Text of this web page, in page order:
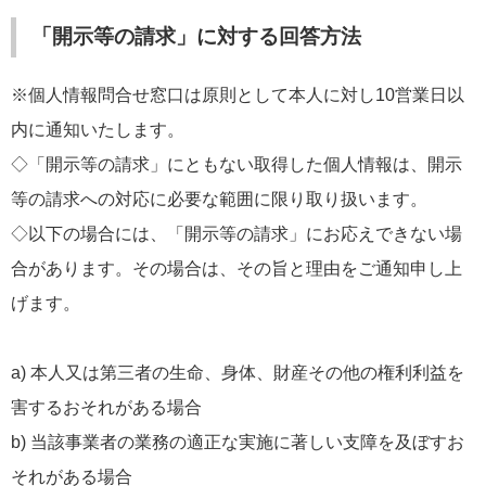
「開示等の請求」に対する回答方法
※個人情報問合せ窓口は原則として本人に対し10営業日以
内に通知いたします。
◇「開示等の請求」にともない取得した個人情報は、開示
等の請求への対応に必要な範囲に限り取り扱います。
◇以下の場合には、「開示等の請求」にお応えできない場
合があります。その場合は、その旨と理由をご通知申し上
げます。
a) 本人又は第三者の生命、身体、財産その他の権利利益を
害するおそれがある場合
b) 当該事業者の業務の適正な実施に著しい支障を及ぼすお
それがある場合